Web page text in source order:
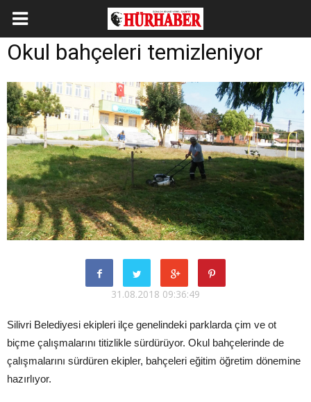
Okul bahçeleri temizleniyor
31.08.2018 09:36:49
Silivri Belediyesi ekipleri ilçe genelindeki parklarda çim ve ot
biçme çalışmalarını titizlikle sürdürüyor. Okul bahçelerinde de
çalışmalarını sürdüren ekipler, bahçeleri eğitim öğretim dönemine
hazırlıyor.